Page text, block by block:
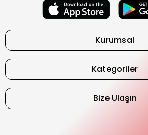
Kurumsal
Kategoriler
Bize Ulaşın